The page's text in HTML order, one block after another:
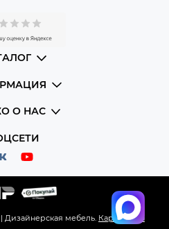
О НАС
| Дизайнерская мебель. Карта сайта